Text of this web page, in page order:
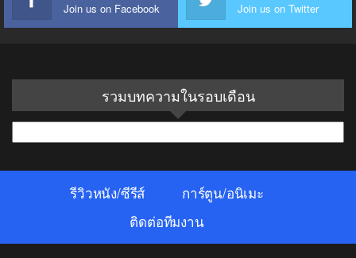
Join us on Facebook Join us on Twitter
รวมบทความในรอบเดือน
ใน
รีวิวหนัง/ซีรีส์
การ์ตูน/อนิเมะ
ติดต่อทีมงาน